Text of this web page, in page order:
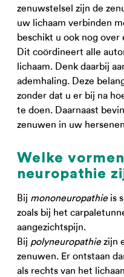
zenuwstelsel zijn de
uw lichaam verbinden
beschikt u ook nog
Dit coördineert alle
lichaam. Denk daarbij
ademhaling. Deze
zonder dat u er bij na
te doen. Daarnaast
zenuwen in uw
Welke
neuropathie
Bij mononeuropathieis
zoals bij het
aangezichtspijn.
Bij polyneuropathiezijn
zenuwen. Er ontstaan
als rechts van het